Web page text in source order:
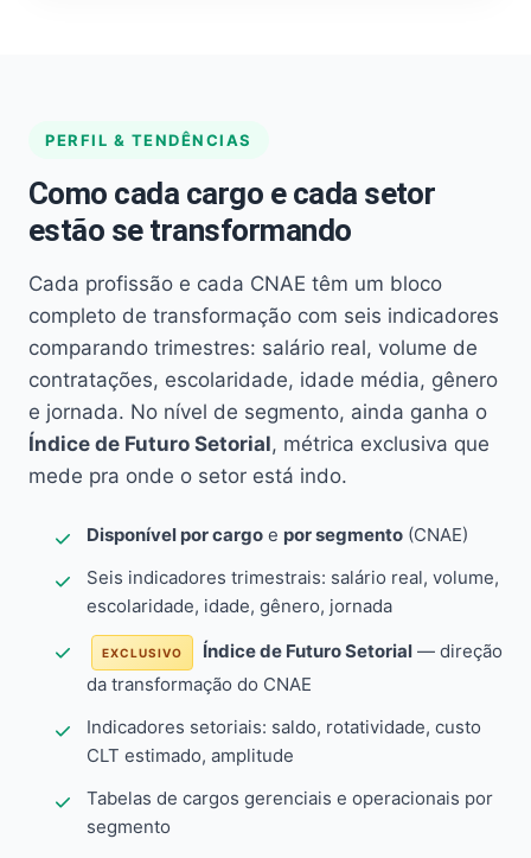
PERFIL & TENDÊNCIAS
Como cada cargo e cada setor
estão se transformando
Cada profissão e cada CNAE têm um bloco
completo de transformação com seis indicadores
comparando trimestres: salário real, volume de
contratações, escolaridade, idade média, gênero
e jornada. No nível de segmento, ainda ganha o
Índice de Futuro Setorial, métrica exclusiva que
mede pra onde o setor está indo.
Disponível por cargo e por segmento (CNAE)
Seis indicadores trimestrais: salário real, volume,
escolaridade, idade, gênero, jornada
EXCLUSIVO Índice de Futuro Setorial — direção
da transformação do CNAE
Indicadores setoriais: saldo, rotatividade, custo
CLT estimado, amplitude
Tabelas de cargos gerenciais e operacionais por
segmento